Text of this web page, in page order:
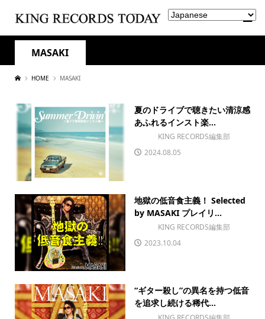
MASAKI
HOME MASAKI
夏のドライブで聴きたい清涼感
あふれるインスト楽...
KING RECORDS編集部
2024.08.05
地獄の低音食主義！ Selected
by MASAKI プレイリ...
KING RECORDS編集部
2023.10.04
“ギター殺し”の異名を持つ低音
を追求し続ける稀代...